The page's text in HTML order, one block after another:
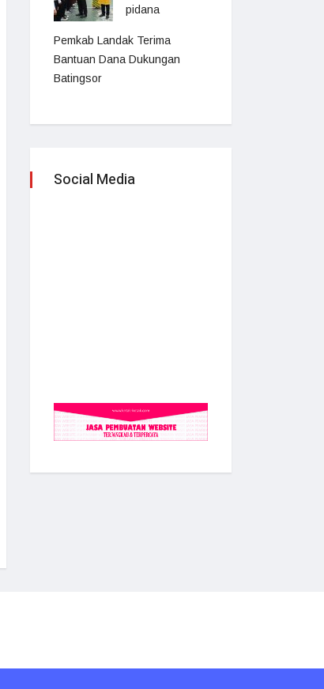
pidana
Pemkab Landak Terima
Bantuan Dana Dukungan
Batingsor
Social Media